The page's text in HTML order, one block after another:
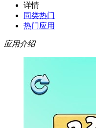
详情
同类热门
热门应用
应用介绍